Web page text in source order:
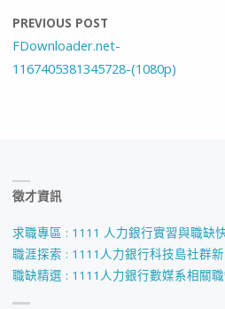
PREVIOUS POST
FDownloader.net-
1167405381345728-(1080p)
徵才資訊
求職專區 : 1111 人力銀行實習與職缺
職涯探索 : 1111人力銀行科技島社群
職缺精選 : 1111人力銀行數媒系相關